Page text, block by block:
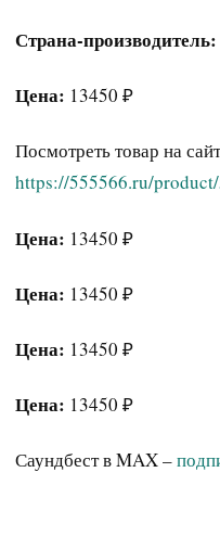
Страна-производитель:
Цена: 13450 ₽
Посмотреть товар на
https://555566.ru/
Цена: 13450 ₽
Цена: 13450 ₽
Цена: 13450 ₽
Цена: 13450 ₽
Саундбест в MAX –